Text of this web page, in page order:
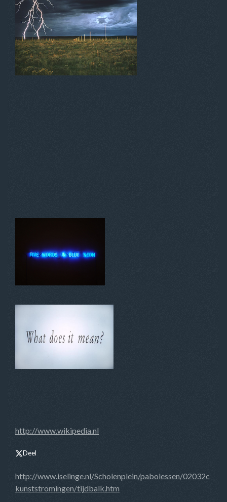
http://www.wikipedia.nl
Deel
http://www.iselinge.nl/Scholenplein/pabolessen/02032c
kunststromingen/tijdbalk.htm